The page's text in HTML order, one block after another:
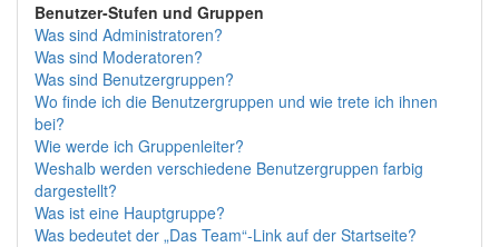
Benutzer-Stufen und Gruppen
Was sind Administratoren?
Was sind Moderatoren?
Was sind Benutzergruppen?
Wo finde ich die Benutzergruppen und wie trete ich ihnen
bei?
Wie werde ich Gruppenleiter?
Weshalb werden verschiedene Benutzergruppen farbig
dargestellt?
Was ist eine Hauptgruppe?
Was bedeutet der „Das Team“-Link auf der Startseite?